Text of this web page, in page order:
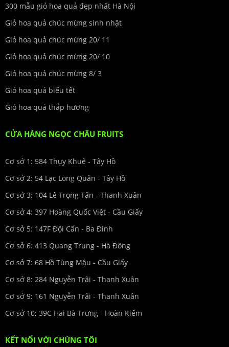
300 mẫu giỏ hoa quả đẹp nhất Hà Nội
Giỏ hoa quả chúc mừng sinh nhật
Giỏ hoa quả chúc mừng 20/ 11
Giỏ hoa quả chúc mừng 20/ 10
Giỏ hoa quả chúc mừng 8/ 3
Giỏ hoa quả biếu tết
Giỏ hoa quả thắp hương
CỬA HÀNG NGỌC CHÂU FRUITS
Cơ sở 1: 584 Thụy Khuê - Tây Hồ
Cơ sở 2: 54 Lạc Long Quân - Tây Hồ
Cơ sở 3: 104 Lê Trọng Tấn - Thanh Xuân
Cơ sở 4: 397 Hoàng Quốc Việt - Cầu Giấy
Cơ sở 5: 147F Đội Cấn - Ba Đình
Cơ sở 6: 413 Quang Trung - Hà Đông
Cơ sở 7: 68 Hồ Tùng Mậu - Cầu Giấy
Cơ sở 8: 284 Nguyễn Trãi - Thanh Xuân
Cơ sở 9: 161 Nguyễn Trãi - Thanh Xuân
Cơ sở 10: 39C Hai Bà Trưng - Hoàn Kiếm
KẾT NỐI VỚI CHÚNG TÔI